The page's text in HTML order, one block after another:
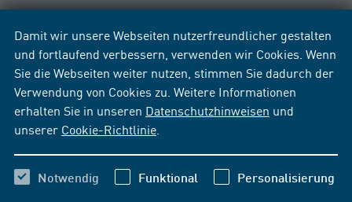
Damit wir unsere Webseiten nutzerfreundlicher gestalten
und fortlaufend verbessern, verwenden wir Cookies. Wenn
Sie die Webseiten weiter nutzen, stimmen Sie dadurch der
Verwendung von Cookies zu. Weitere Informationen
erhalten Sie in unseren Datenschutzhinweisen und
unserer Cookie-Richtlinie
Notwendig Funktional Personalisierung